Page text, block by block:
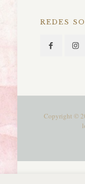
REDES
Copyright ©